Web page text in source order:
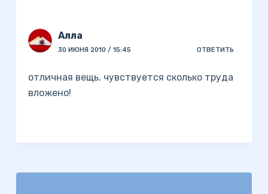
Алла
30 ИЮНЯ 2010 / 15:45 ОТВЕТИТЬ
отличная вещь. чувствуется сколько труда
вложено!